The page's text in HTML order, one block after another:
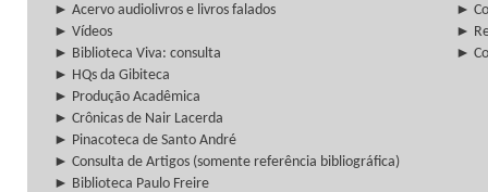
► Acervo audiolivros e livros falados
►
► Vídeos
►
► Biblioteca Viva: consulta
►
► HQs da Gibiteca
► Produção Acadêmica
► Crônicas de Nair Lacerda
► Pinacoteca de Santo André
► Consulta de Artigos (somente referência bibliográfica)
► Biblioteca Paulo Freire